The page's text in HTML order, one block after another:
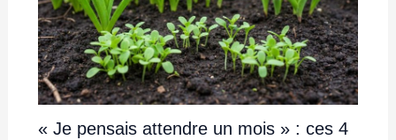
« Je pensais attendre un mois » : ces 4